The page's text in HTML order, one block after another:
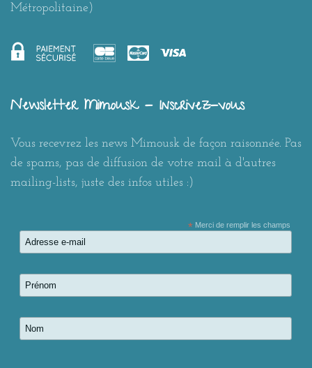
Métropolitaine)
Newsletter Mimousk - Inscrivez-vous
Vous recevrez les news Mimousk de façon raisonnée. Pas
de spams, pas de diffusion de votre mail à d'autres
mailing-lists, juste des infos utiles :)
*Merci de remplir les champs